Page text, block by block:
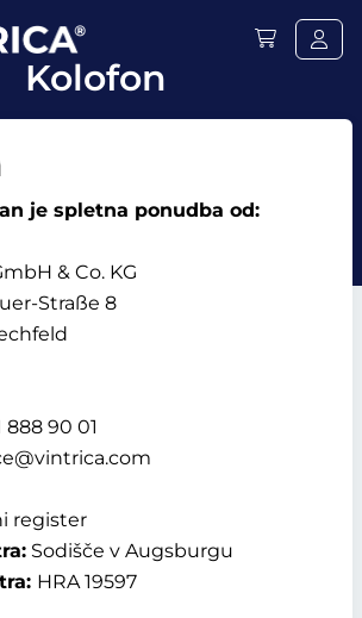
Kolofon
je spletna ponudba od:
& Co. KG
Straße 8
888 90 01
register
Sodišče v Augsburgu
HRA 19597